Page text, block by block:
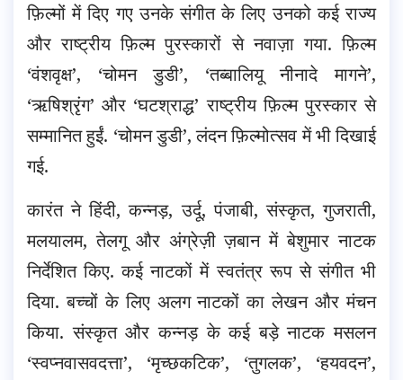
फ़िल्मों में दिए गए उनके संगीत के लिए उनको कई राज्य
और राष्ट्रीय फ़िल्म पुरस्कारों से नवाज़ा गया. फ़िल्म
‘वंशवृक्ष’, ‘चोमन डुडी’, ‘तब्बालियू नीनादे मागने’,
‘ऋषिश्रृंग’ और ‘घटश्राद्ध’ राष्ट्रीय फ़िल्म पुरस्कार से
सम्मानित हुईं. ‘चोमन डुडी’, लंदन फ़िल्मोत्सव में भी दिखाई
गई.
कारंत ने हिंदी, कन्नड़, उर्दू, पंजाबी, संस्कृत, गुजराती,
मलयालम, तेलगू और अंग्रेज़ी ज़बान में बेशुमार नाटक
निर्देशित किए. कई नाटकों में स्वतंत्र रूप से संगीत भी
दिया. बच्चों के लिए अलग नाटकों का लेखन और मंचन
किया. संस्कृत और कन्नड़ के कई बड़े नाटक मसलन
‘स्वप्नवासवदत्ता’, ‘मृच्छकटिक’, ‘तुगलक’, ‘हयवदन’,